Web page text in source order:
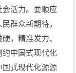
活力。要顺应
群众新期待，
，精准发力、
中国式现代化
式现代化源源